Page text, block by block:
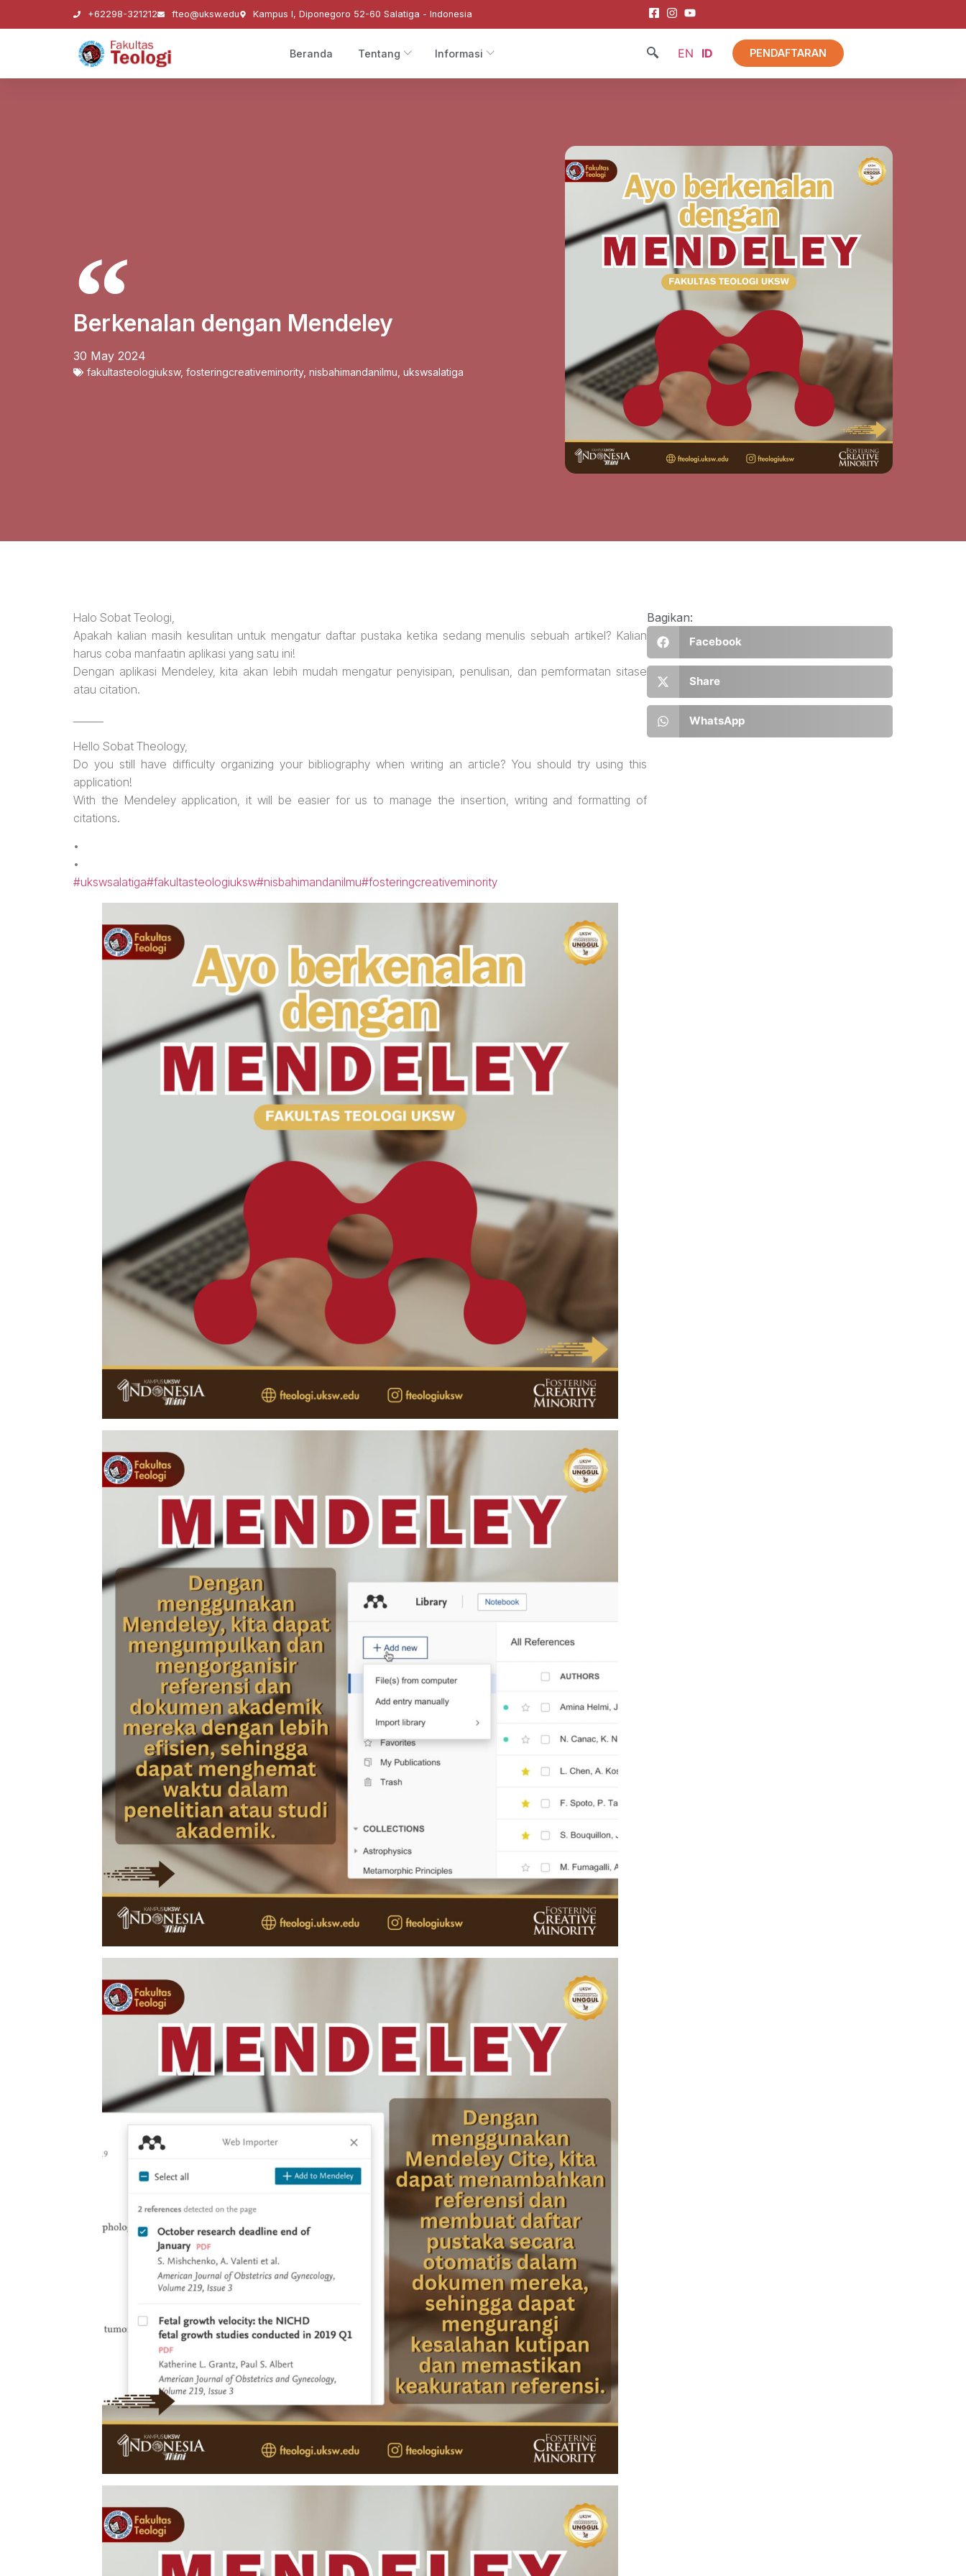
+62298-321212 fteo@uksw.edu Kampus I, Diponegoro 52-60 Salatiga - Indonesia
Beranda Tentang Informasi EN ID PENDAFTARAN
Berkenalan dengan Mendeley
30 May 2024
fakultasteologiuksw, fosteringcreativeminority, nisbahimandanilmu ukswsalatiga
Halo Sobat Teologi,
Apakah kalian masih kesulitan untuk mengatur daftar pustaka ketika sedang menulis sebuah artikel? Kalian
harus coba manfaatin aplikasi yang satu ini!
Dengan aplikasi Mendeley, kita akan lebih mudah mengatur penyisipan, penulisan, dan pemformatan sitase
atau citation.
Hello Sobat Theology,
Do you still have difficulty organizing your bibliography when writing an article? You should try using this
application!
With the Mendeley application, it will be easier for us to manage the insertion, writing and formatting of
citations.
•
•
#ukswsalatiga#fakultasteologiuksw#nisbahimandanilmu#fosteringcreativeminority
Bagikan:
Facebook
Share
WhatsApp